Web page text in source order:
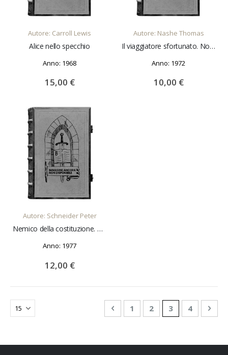
AGGIUNGI AL CARRELLO
Autore: Carroll Lewis
Alice nello specchio
Anno: 1968
15,00 €
AGGIUNGI AL CARRELLO
Autore: Nashe Thomas
Il viaggiatore sfortunato. Nota introduttiva e traduzione di Antonio Sarzotti
Anno: 1972
10,00 €
AGGIUNGI AL CARRELLO
Autore: Schneider Peter
Nemico della costituzione. L'inatteso gonfiarsi del fascicolo personale dell'insegnante Kleff
Anno: 1977
12,00 €
Pagina
Pagina
Precedente
Pagina
1 Pagina
2 Attualmente
3 Pagina
4